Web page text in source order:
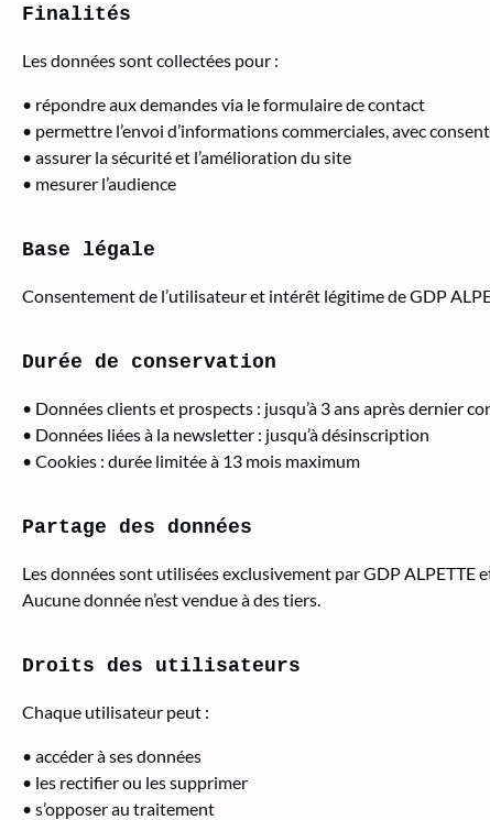
Finalités
Les données sont collectées pour :
• répondre aux demandes via le formulaire de contact
• permettre l’envoi d’informations commerciales, avec
• assurer la sécurité et l’amélioration du site
• mesurer l’audience
Base légale
Consentement de l’utilisateur et intérêt légitime de GDP
Durée de conservation
• Données clients et prospects : jusqu’à 3 ans après dernier
• Données liées à la newsletter : jusqu’à désinscription
• Cookies : durée limitée à 13 mois maximum
Partage des données
Les données sont utilisées exclusivement par GDP ALPETTE
Aucune donnée n’est vendue à des tiers.
Droits des utilisateurs
Chaque utilisateur peut :
• accéder à ses données
• les rectifier ou les supprimer
• s’opposer au traitement